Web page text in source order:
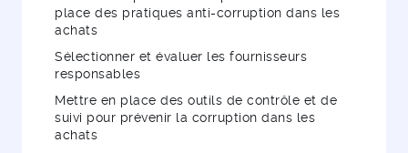
place des pratiques anti-corruption dans les
achats
Sélectionner et évaluer les fournisseurs
responsables
Mettre en place des outils de contrôle et de
suivi pour prévenir la corruption dans les
achats